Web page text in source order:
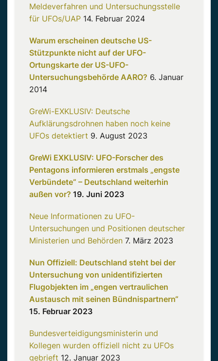
Meldeverfahren und Untersuchungsstelle
für UFOs/UAP 14. Februar 2024
Warum erscheinen deutsche US-
Stützpunkte nicht auf der UFO-
Ortungskarte der US-UFO-
Untersuchungsbehörde AARO? 6. Januar
2014
GreWi-EXKLUSIV: Deutsche
Aufklärungsdrohnen haben noch keine
UFOs detektiert 9. August 2023
GreWi EXKLUSIV: UFO-Forscher des
Pentagons informieren erstmals „engste
Verbündete“ – Deutschland weiterhin
außen vor? 19. Juni 2023
Neue Informationen zu UFO-
Untersuchungen und Positionen deutscher
Ministerien und Behörden 7. März 2023
Nun Offiziell: Deutschland steht bei der
Untersuchung von unidentifizierten
Flugobjekten im „engen vertraulichen
Austausch mit seinen Bündnispartnern“
15. Februar 2023
Bundesverteidigungsministerin und
Kollegen wurden offiziell nicht zu UFOs
gebrieft 12. Januar 2023